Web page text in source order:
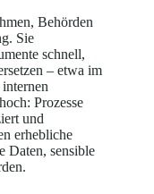
Behörden
Sie
schnell,
– etwa im
Prozesse
und
erhebliche
Daten, sensible